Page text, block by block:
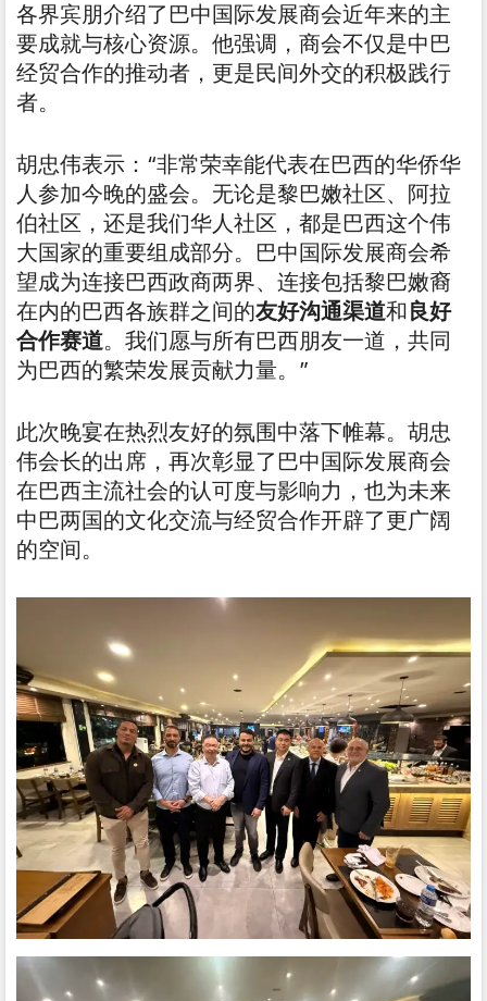
各界宾朋介绍了巴中国际发展商会近年来的主
要成就与核心资源。他强调，商会不仅是中巴
经贸合作的推动者，更是民间外交的积极践行
者。
胡忠伟表示：“非常荣幸能代表在巴西的华侨华
人参加今晚的盛会。无论是黎巴嫩社区、阿拉
伯社区，还是我们华人社区，都是巴西这个伟
大国家的重要组成部分。巴中国际发展商会希
望成为连接巴西政商两界、连接包括黎巴嫩裔
在内的巴西各族群之间的友好沟通渠道和良好
合作赛道。我们愿与所有巴西朋友一道，共同
为巴西的繁荣发展贡献力量。”
此次晚宴在热烈友好的氛围中落下帷幕。胡忠
伟会长的出席，再次彰显了巴中国际发展商会
在巴西主流社会的认可度与影响力，也为未来
中巴两国的文化交流与经贸合作开辟了更广阔
的空间。